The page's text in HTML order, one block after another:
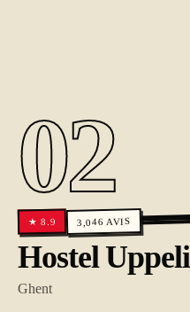
02
★8.9 3,046 AVIS
Hostel
Ghent